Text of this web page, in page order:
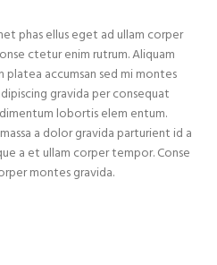
phas ellus eget ad ullam corper
ctetur enim rutrum. Aliquam
accumsan sed mi montes
gravida per consequat
lobortis elem entum.
a dolor gravida parturient id a
a et ullam corper tempor. Conse
montes gravida.